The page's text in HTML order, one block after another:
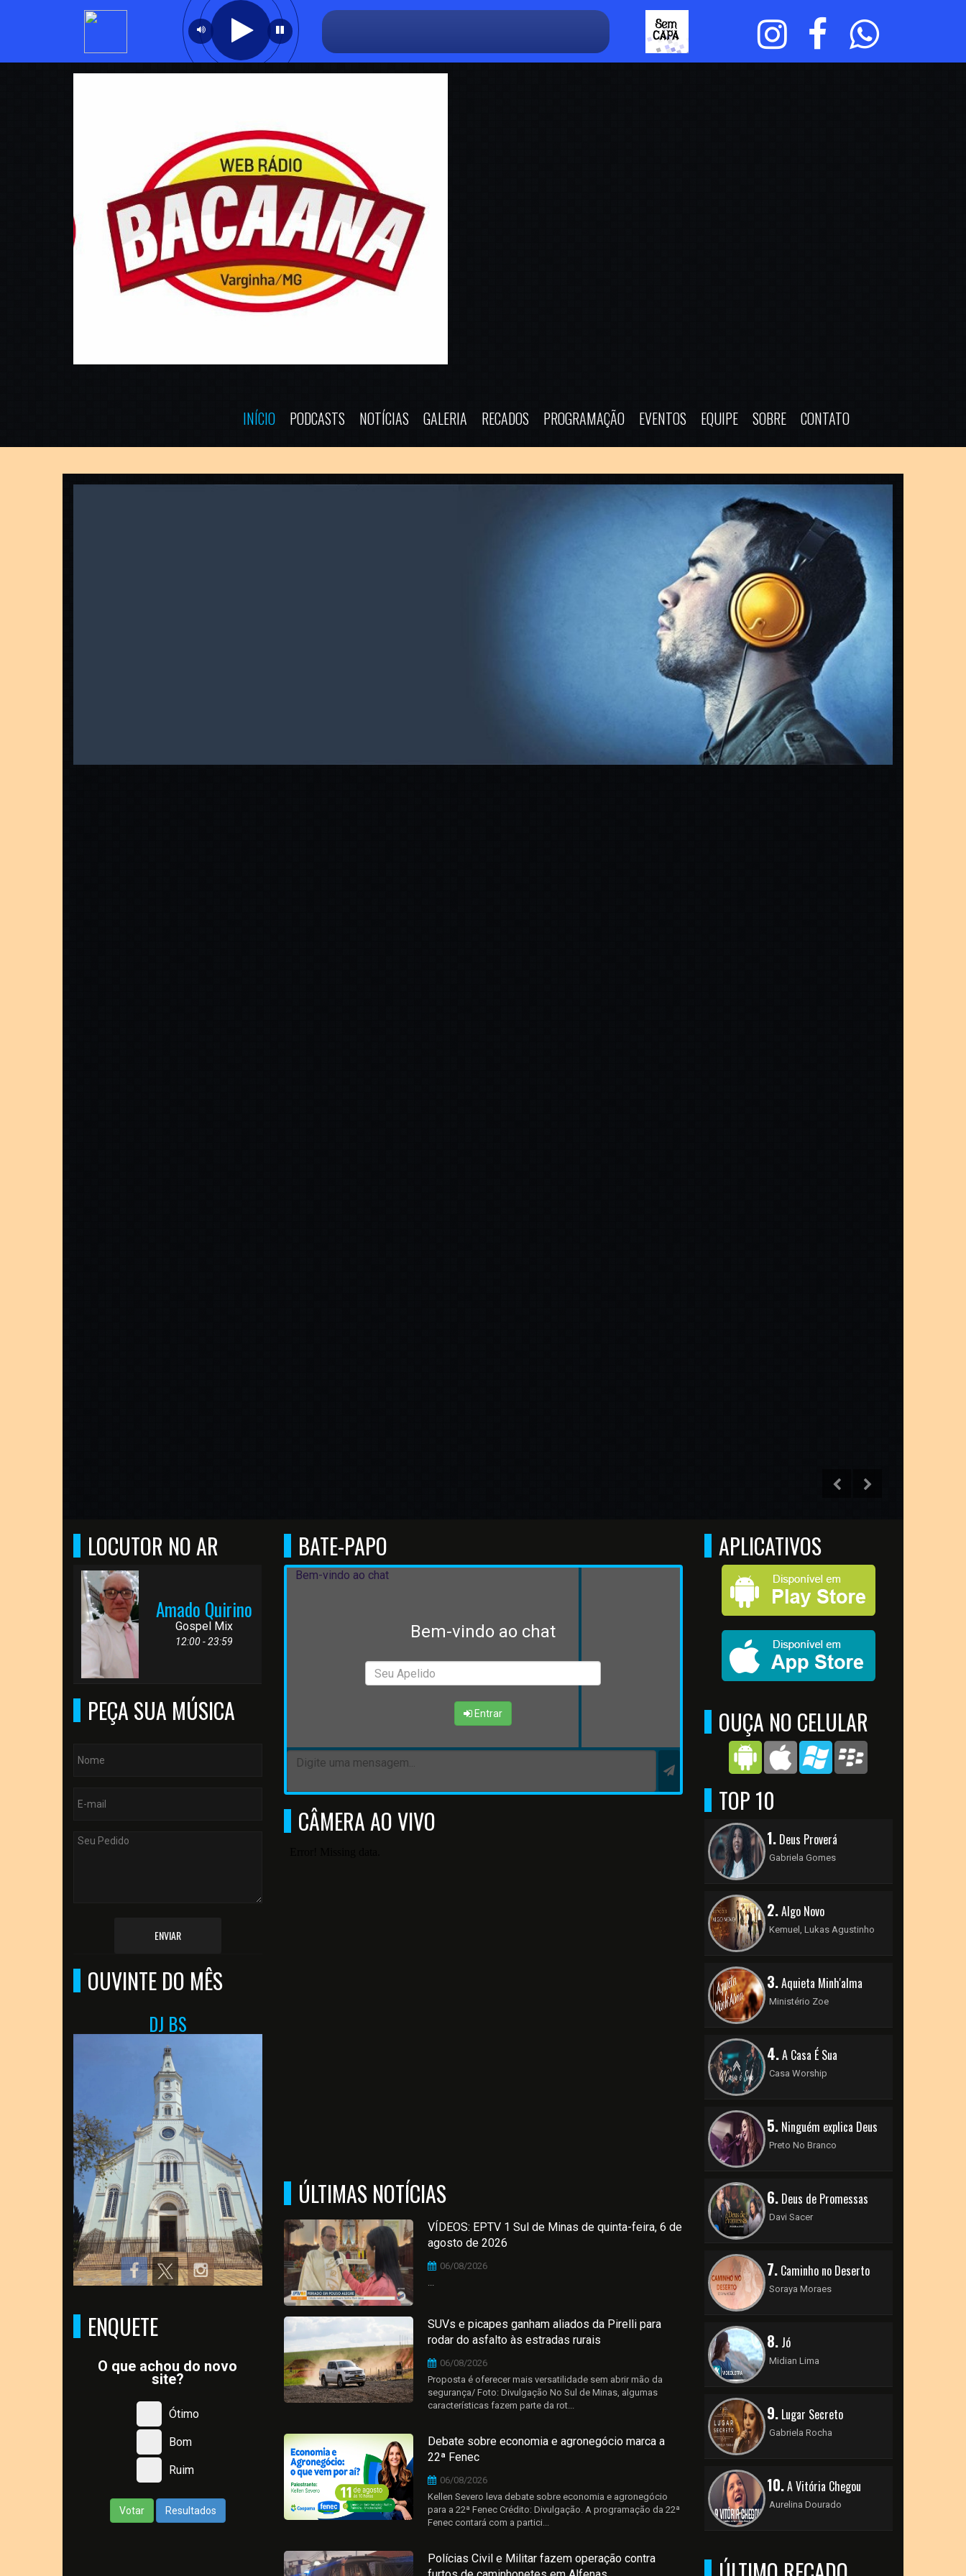
INÍCIO PODCASTS NOTÍCIAS GALERIA RECADOS PROGRAMAÇÃO EVENTOS EQUIPE SOBRE CONTATO
LOCUTOR NO AR
Amado Quirino
Gospel Mix
12:00 - 23:59
PEÇA SUA MÚSICA
ENVIAR
OUVINTE DO MÊS
DJ BS
ENQUETE
O que achou do novo
site?
Ótimo
Bom
Ruim
Votar Resultados
BATE-PAPO
Bem-vindo ao chat
Entrar
Bem-vindo ao chat
CÂMERA AO VIVO
ÚLTIMAS NOTÍCIAS
VÍDEOS: EPTV 1 Sul de Minas de quinta-feira, 6 de
agosto de 2026
06/08/2026
...
SUVs e picapes ganham aliados da Pirelli para
rodar do asfalto às estradas rurais
06/08/2026
Proposta é oferecer mais versatilidade sem abrir mão da
segurança/ Foto: Divulgação No Sul de Minas, algumas
características fazem parte da rot...
Debate sobre economia e agronegócio marca a
22ª Fenec
06/08/2026
Kellen Severo leva debate sobre economia e agronegócio
para a 22ª Fenec Crédito: Divulgação. A programação da 22ª
Fenec contará com a partici...
Polícias Civil e Militar fazem operação contra
APLICATIVOS
OUÇA NO CELULAR
TOP 10
1.Deus Proverá
Gabriela Gomes
2.Algo Novo
Kemuel, Lukas Agustinho
3.Aquieta Minh'alma
Ministério Zoe
4.A Casa É Sua
Casa Worship
5.Ninguém explica Deus
Preto No Branco
6.Deus de Promessas
Davi Sacer
7.Caminho no Deserto
Soraya Moraes
8.Jó
Midian Lima
9.Lugar Secreto
Gabriela Rocha
10.A Vitória Chegou
Aurelina Dourado